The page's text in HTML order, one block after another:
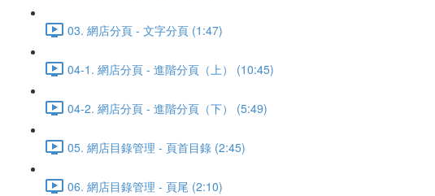
03. 網店分頁 - 文字分頁 (1:47)
04-1. 網店分頁 - 進階分頁（上） (10:45)
04-2. 網店分頁 - 進階分頁（下） (5:49)
05. 網店目錄管理 - 頁首目錄 (2:45)
06. 網店目錄管理 - 頁尾 (2:10)